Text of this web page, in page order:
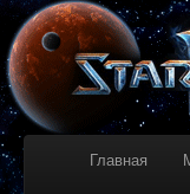
Главная